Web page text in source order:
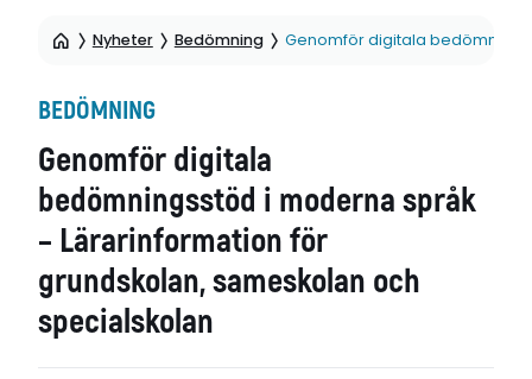
Nyheter Bedömning Genomför digitala
BEDÖMNING
Genomför digitala
bedömningsstöd i moderna språk
– Lärarinformation för
grundskolan, sameskolan och
specialskolan